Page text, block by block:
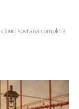
sovrana completa